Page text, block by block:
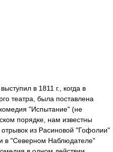
в 1811 г., когда в
театра, была поставлена
"Испытание" (не
порядке, нам известны
из Расиновой "Гофолии"
в "Северном Наблюдателе"